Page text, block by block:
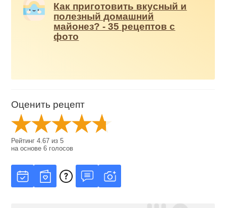
Как приготовить вкусный и
полезный домашний
майонез? - 35 рецептов с
фото
Оценить рецепт
Рейтинг4.67 из5
на основе6 голосов